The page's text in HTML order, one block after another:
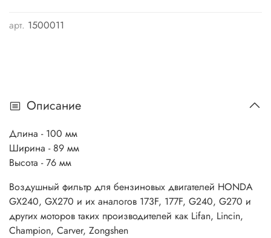
арт. 1500011
Описание
Длина - 100 мм
Ширина - 89 мм
Высота - 76 мм
Воздушный фильтр для бензиновых двигателей HONDA
GX240, GX270 и их аналогов 173F, 177F, G240, G270 и
других моторов таких производителей как Lifan, Lincin,
Champion, Carver, Zongshen